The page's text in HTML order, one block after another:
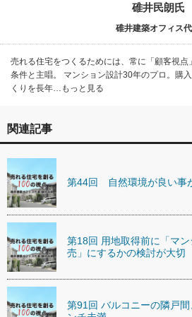
碓井民朗氏
碓井建築オフィス
売れる住宅をつくるためには、常に「顧客視
条件と主唱。 マンション設計30年のプロ。購
くりを長年…もっと見る
関連記事
第44回 自然環境が良い事
第18回 用地取得前に「マ
売」にするかの検討が大切
第91回 バルコニーの隣戸